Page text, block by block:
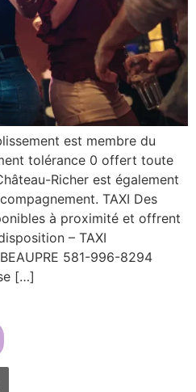
est membre du
tolérance 0 offert toute
Richer est également
TAXI Des
à proximité et offrent
– TAXI
581-996-8294
[…]